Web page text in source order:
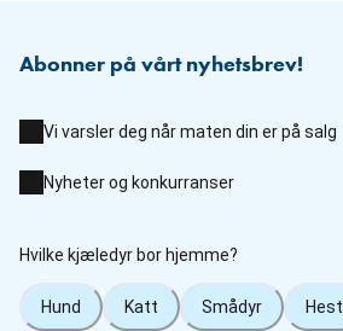
Abonner på vårt nyhetsbrev!
Vi varsler deg når maten din er på salg
Nyheter og konkurranser
Hvilke kjæledyr bor hjemme?
Hund Katt Smådyr Hest